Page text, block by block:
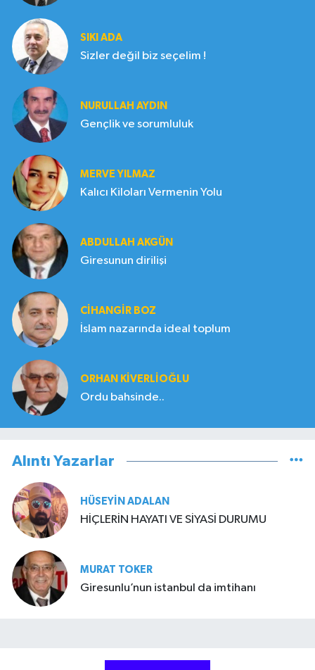
SIKI ADA
Sizler değil biz seçelim !
NURULLAH AYDIN
Gençlik ve sorumluluk
MERVE YILMAZ
Kalıcı Kiloları Vermenin Yolu
ABDULLAH AKGÜN
Giresunun dirilişi
CIHANGIR BOZ
İslam nazarında ideal toplum
ORHAN KIVERLIOĞLU
Ordu bahsinde..
Alıntı Yazarlar
HÜSEYIN ADALAN
HİÇLERİN HAYATI VE SİYASİ DURUMU
MURAT TOKER
Giresunlu’nun istanbul da imtihanı